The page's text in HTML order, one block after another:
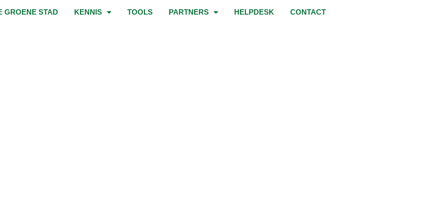
GROENE STAD KENNIS TOOLS PARTNERS HELPDESK CONTACT